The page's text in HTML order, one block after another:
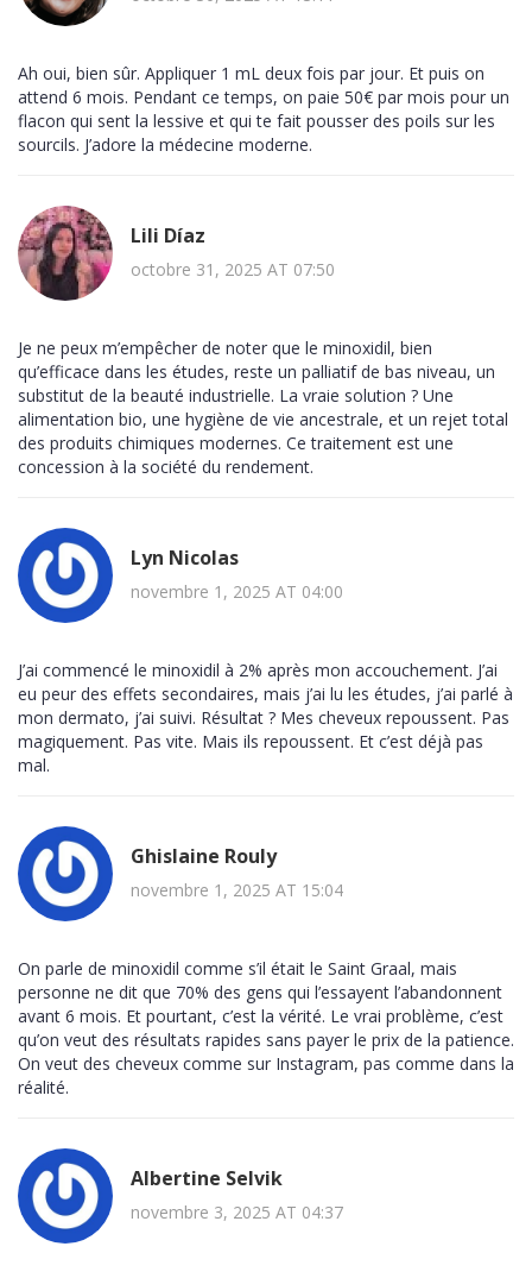
Ah oui, bien sûr. Appliquer 1 mL deux fois par jour. Et puis on
attend 6 mois. Pendant ce temps, on paie 50€ par mois pour un
flacon qui sent la lessive et qui te fait pousser des poils sur les
sourcils. J’adore la médecine moderne.
Lili Díaz
octobre 31, 2025 AT 07:50
Je ne peux m’empêcher de noter que le minoxidil, bien
qu’efficace dans les études, reste un palliatif de bas niveau, un
substitut de la beauté industrielle. La vraie solution ? Une
alimentation bio, une hygiène de vie ancestrale, et un rejet total
des produits chimiques modernes. Ce traitement est une
concession à la société du rendement.
Lyn Nicolas
novembre 1, 2025 AT 04:00
J’ai commencé le minoxidil à 2% après mon accouchement. J’ai
eu peur des effets secondaires, mais j’ai lu les études, j’ai parlé à
mon dermato, j’ai suivi. Résultat ? Mes cheveux repoussent. Pas
magiquement. Pas vite. Mais ils repoussent. Et c’est déjà pas
mal.
Ghislaine Rouly
novembre 1, 2025 AT 15:04
On parle de minoxidil comme s’il était le Saint Graal, mais
personne ne dit que 70% des gens qui l’essayent l’abandonnent
avant 6 mois. Et pourtant, c’est la vérité. Le vrai problème, c’est
qu’on veut des résultats rapides sans payer le prix de la patience.
On veut des cheveux comme sur Instagram, pas comme dans la
réalité.
Albertine Selvik
novembre 3, 2025 AT 04:37